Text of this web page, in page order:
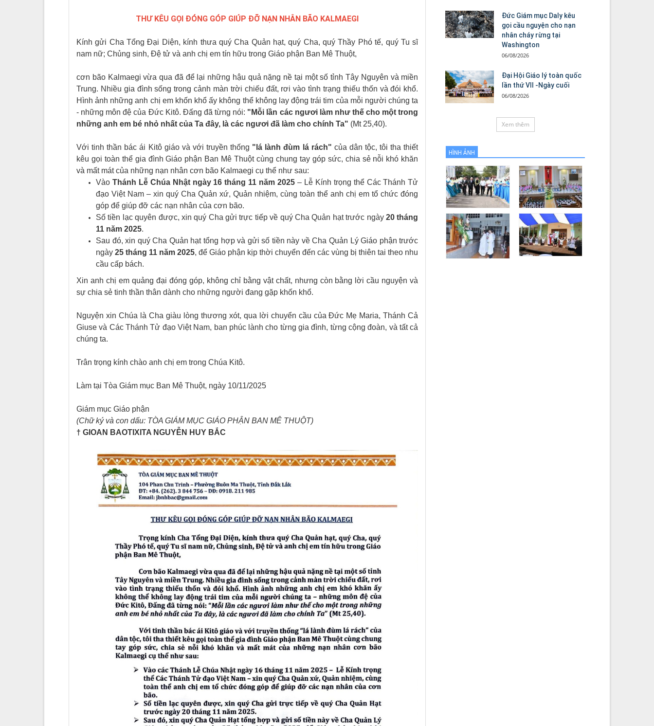
THƯ KÊU GỌI ĐÓNG GÓP GIÚP ĐỠ NẠN NHÂN BÃO KALMAEGI
Kính gửi Cha Tổng Đại Diện, kính thưa quý Cha Quản hạt, quý Cha, quý Thầy Phó tế, quý Tu sĩ
nam nữ; Chủng sinh, Đệ tử và anh chị em tín hữu trong Giáo phận Ban Mê Thuột,
cơn bão Kalmaegi vừa qua đã để lại những hậu quả nặng nề tại một số tỉnh Tây Nguyên và miền
Trung. Nhiều gia đình sống trong cảnh màn trời chiếu đất, rơi vào tình trạng thiếu thốn và đói khổ.
Hình ảnh những anh chị em khốn khổ ấy không thể không lay động trái tim của mỗi người chúng ta
- những môn đệ của Đức Kitô. Đấng đã từng nói: "Mỗi lần các ngươi làm như thế cho một trong
những anh em bé nhỏ nhất của Ta đây, là các ngươi đã làm cho chính Ta" (Mt 25,40).
Với tinh thần bác ái Kitô giáo và với truyền thống "lá lành đùm lá rách" của dân tộc, tôi tha thiết
kêu gọi toàn thể gia đình Giáo phận Ban Mê Thuột cùng chung tay góp sức, chia sẻ nỗi khó khăn
và mất mát của những nạn nhân cơn bão Kalmaegi cụ thể như sau:
Vào Thánh Lễ Chúa Nhật ngày 16 tháng 11 năm 2025 – Lễ Kính trọng thể Các Thánh Tử
đạo Việt Nam – xin quý Cha Quản xứ, Quản nhiệm, cùng toàn thể anh chị em tổ chức đóng
góp để giúp đỡ các nạn nhân của cơn bão.
Số tiền lạc quyên được, xin quý Cha gửi trực tiếp về quý Cha Quản hạt trước ngày 20 tháng
11 năm 2025.
Sau đó, xin quý Cha Quản hạt tổng hợp và gửi số tiền này về Cha Quản Lý Giáo phận trước
ngày25 tháng 11 năm 2025, để Giáo phận kịp thời chuyển đến các vùng bị thiên tai theo nhu
cầu cấp bách.
Xin anh chị em quảng đại đóng góp, không chỉ bằng vật chất, nhưng còn bằng lời cầu nguyện và
sự chia sẻ tinh thần thân dành cho những người đang gặp khốn khổ.
Nguyện xin Chúa là Cha giàu lòng thương xót, qua lời chuyển cầu của Đức Mẹ Maria, Thánh Cả
Giuse và Các Thánh Tử đạo Việt Nam, ban phúc lành cho từng gia đình, từng cộng đoàn, và tất cả
chúng ta.
Trân trọng kính chào anh chị em trong Chúa Kitô.
Làm tại Tòa Giám mục Ban Mê Thuột, ngày 10/11/2025
Giám mục Giáo phận
(Chữ ký và con dấu: TÒA GIÁM MỤC GIÁO PHẬN BAN MÊ THUỘT)
† GIOAN BAOTIXITA NGUYỄN HUY BẮC
Đức Giám mục Daly kêu
gọi cầu nguyện cho nạn
nhân cháy rừng tại
Washington
06/08/2026
Đại Hội Giáo lý toàn quốc
lần thứ VII -Ngày cuối
06/08/2026
Xem thêm
HÌNH ẢNH